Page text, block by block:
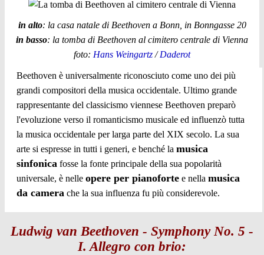
in alto: la casa natale di Beethoven a Bonn, in Bonngasse 20
in basso: la tomba di Beethoven al cimitero centrale di Vienna
foto: Hans Weingartz /Daderot
Beethoven è universalmente riconosciuto come uno dei più
grandi compositori della musica occidentale. Ultimo grande
rappresentante del classicismo viennese Beethoven preparò
l'evoluzione verso il romanticismo musicale ed influenzò tutta
la musica occidentale per larga parte del XIX secolo. La sua
arte si espresse in tutti i generi, e benché la musica
sinfonica fosse la fonte principale della sua popolarità
universale, è nelle opere per pianoforte e nella musica
da camera che la sua influenza fu più considerevole.
Ludwig van Beethoven - Symphony No. 5 -
I. Allegro con brio: